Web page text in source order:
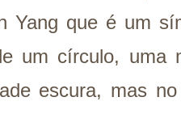
Yang que é um
um círculo, uma
escura, mas